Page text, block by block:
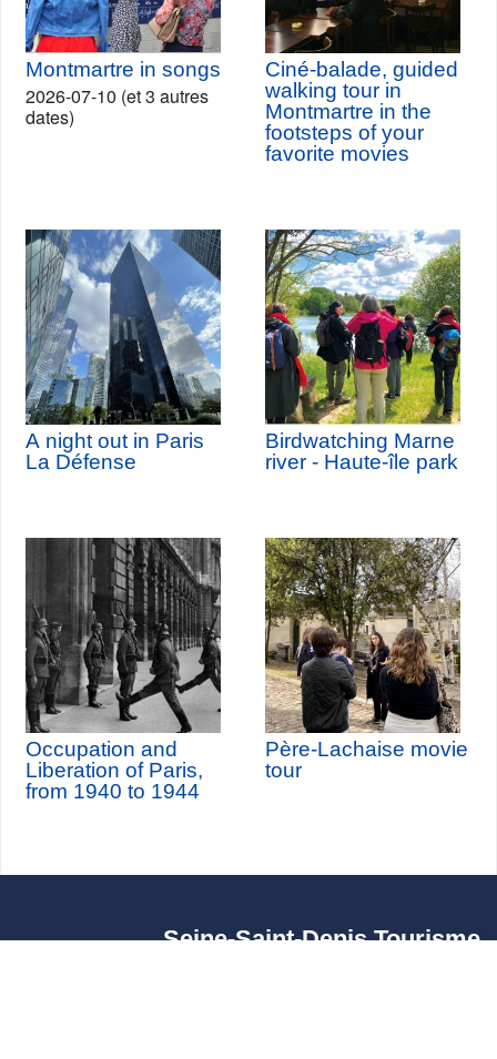
Montmartre in songs
2026-07-10 (et 3 autres
dates)
Ciné-balade, guided
walking tour in
Montmartre in the
footsteps of your
favorite movies
A night out in Paris
La Défense
Birdwatching Marne
river - Haute-île park
Occupation and
Liberation of Paris,
from 1940 to 1944
Père-Lachaise movie
tour
Seine-Saint-Denis Tourisme